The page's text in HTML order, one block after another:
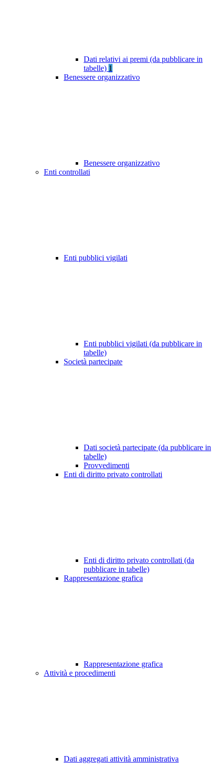
Dati relativi ai premi (da pubblicare in
tabelle) 1
Benessere organizzativo
Benessere organizzativo
Enti controllati
Enti pubblici vigilati
Enti pubblici vigilati (da pubblicare in
tabelle)
Società partecipate
Dati società partecipate (da pubblicare in
tabelle)
Provvedimenti
Enti di diritto privato controllati
Enti di diritto privato controllati (da
pubblicare in tabelle)
Rappresentazione grafica
Rappresentazione grafica
Attività e procedimenti
Dati aggregati attività amministrativa